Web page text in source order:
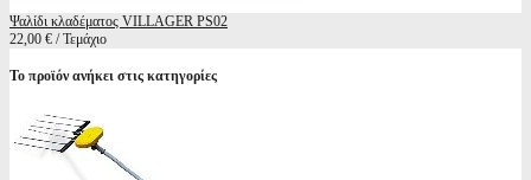
Ψαλίδι κλαδέματος VILLAGER PS02
22,00 € / Τεμάχιο
Το προϊόν ανήκει στις κατηγορίες